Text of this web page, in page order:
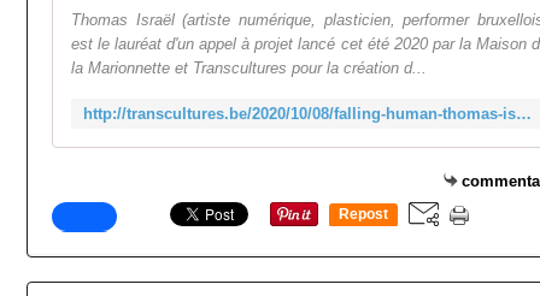
Thomas Israël (artiste numérique, plasticien, performer
est le lauréat d'un appel à projet lancé cet été 2020 par la Maison
la Marionnette et Transcultures pour la création d...
http://transcultures.be/2020/10/08/falling-human-thomas-israel-lumen5-festival/
Repost